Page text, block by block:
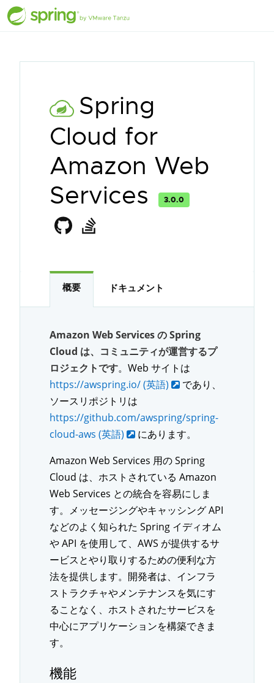
Spring
Cloud for
Amazon Web
Services
3.0.0
概要 ドキュメント
Amazon Web Services の Spring
Cloud は、コミュニティが運営するプ
ロジェクトです。Web サイトは
https://awspring.io/ (英語)
であり、
ソースリポジトリは
https://github.com/awspring/spring-
cloud-aws (英語)
にあります。
Amazon Web Services 用の Spring
Cloud は、ホストされている Amazon
Web Services との統合を容易にしま
す。メッセージングやキャッシング API
などのよく知られた Spring イディオム
や API を使用して、AWS が提供するサ
ービスとやり取りするための便利な方
法を提供します。開発者は、インフラ
ストラクチャやメンテナンスを気にす
ることなく、ホストされたサービスを
中心にアプリケーションを構築できま
す。
機能